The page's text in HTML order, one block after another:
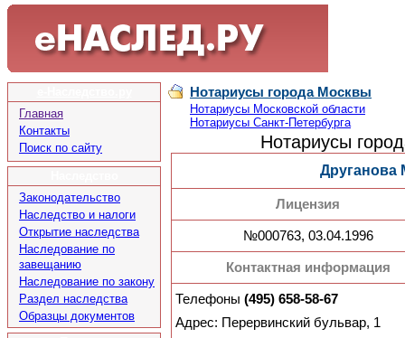
Главная
Контакты
Поиск по сайту
Законодательство
Наследство и налоги
Открытие наследства
Наследование по
завещанию
Наследование по закону
Раздел наследства
Образцы документов
Нотариусы города Москвы
Нотариусы Московской области
Нотариусы Санкт-Петербурга
Нотариусы
Друганова
Лицензия
№000763, 03.04.1996
Контактная информация
Телефоны (495) 658-58-67
Адрес: Перервинский бульвар, 1